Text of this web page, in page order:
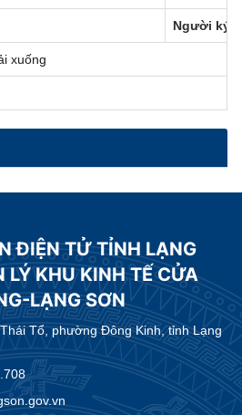
Người ký
xuống
ĐIỆN TỬ TỈNH LẠNG
LÝ KHU KINH TẾ CỬA
LẠNG SƠN
Tổ, phường Đông Kinh, tỉnh Lạng